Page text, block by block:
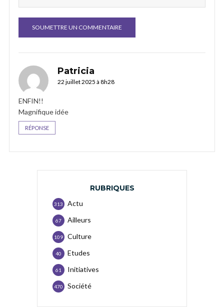
Patricia
22 juillet 2025 à 8h28
ENFIN!!
Magnifique idée
RÉPONSE
RUBRIQUES
Actu
313
Ailleurs
67
Culture
109
Etudes
40
Initiatives
61
Société
470